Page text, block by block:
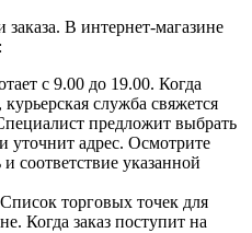
В интернет-магазине
с 9.00 до 19.00. Когда
служба свяжется
предложит выбрать
уточнит адрес. Осмотрите
соответствие указанной
торговых точек для
Когда заказ поступит на